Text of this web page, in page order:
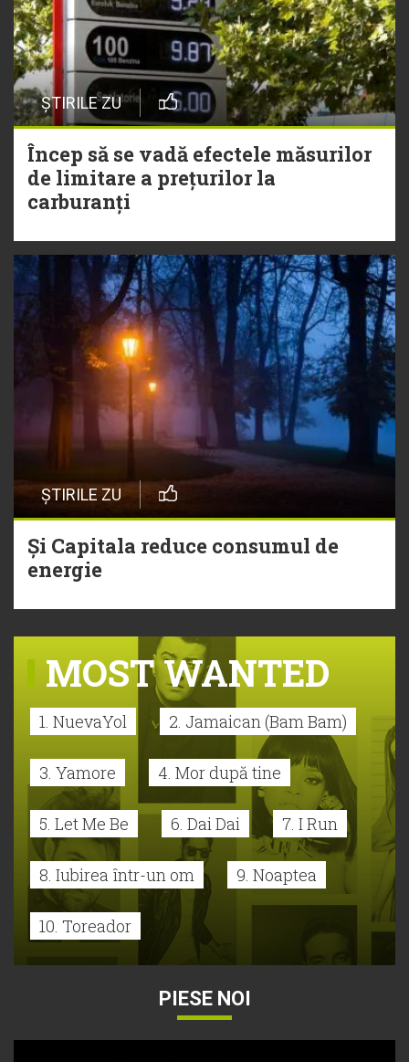
ȘTIRILE ZU
Încep să se vadă efectele măsurilor
de limitare a prețurilor la
carburanți
ȘTIRILE ZU
Și Capitala reduce consumul de
energie
MOST WANTED
1. NuevaYol 2. Jamaican (Bam Bam)
3. Yamore 4. Mor după tine
5. Let Me Be 6. Dai Dai 7. I Run
8. Iubirea într-un om 9. Noaptea
10. Toreador
PIESE NOI